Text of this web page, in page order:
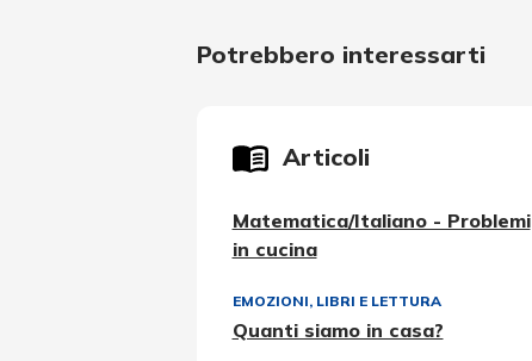
Potrebbero interessarti
Articoli
Matematica/Italiano - Problemi
in cucina
EMOZIONI, LIBRI E LETTURA
Quanti siamo in casa?